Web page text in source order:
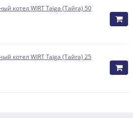
котел WIRT Taiga (Тайга) 50
котел WIRT Taiga (Тайга) 25